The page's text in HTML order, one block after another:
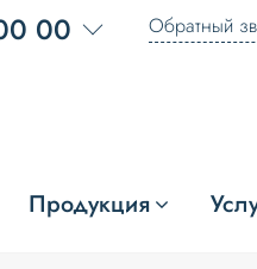
00 Обратный
Продукция